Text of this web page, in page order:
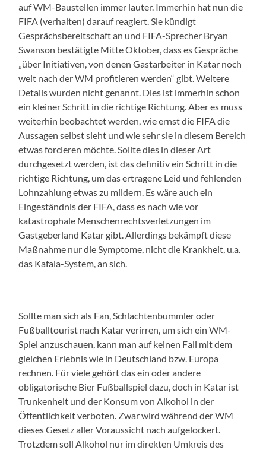
auf WM-Baustellen immer lauter. Immerhin hat nun die
FIFA (verhalten) darauf reagiert. Sie kündigt
Gesprächsbereitschaft an und FIFA-Sprecher Bryan
Swanson bestätigte Mitte Oktober, dass es Gespräche
„über Initiativen, von denen Gastarbeiter in Katar noch
weit nach der WM profitieren werden“ gibt. Weitere
Details wurden nicht genannt. Dies ist immerhin schon
ein kleiner Schritt in die richtige Richtung. Aberes muss
weiterhin beobachtet werden, wie ernst die FIFA die
Aussagen selbst sieht und wie sehr sie in diesem Bereich
etwas forcieren möchte. Sollte dies in dieser Art
durchgesetzt werden, ist das definitiv ein Schritt in die
richtige Richtung, um das ertragene Leid und fehlenden
Lohnzahlung etwas zu mildern. Es wäre auch ein
Eingeständnis der FIFA, dass es nach wie vor
katastrophale Menschenrechtsverletzungen im
Gastgeberland Katar gibt.Allerdings bekämpft diese
Maßnahme nur die Symptome, nicht die Krankheit, u.a.
das Kafala-System, an sich.
Sollte man sich als Fan, Schlachtenbummler oder
Fußballtourist nach Katar verirren, um sich ein WM-
Spiel anzuschauen, kann man auf keinen Fall mit dem
gleichen Erlebnis wie in Deutschland bzw. Europa
rechnen. Für viele gehört das ein oder andere
obligatorische Bier Fußballspiel dazu,doch in Katar ist
Trunkenheit und der Konsum von Alkohol in der
Öffentlichkeit verboten. Zwar wird während der WM
dieses Gesetz aller Voraussicht nach aufgelockert.
Trotzdem soll Alkohol nur im direkten Umkreis des